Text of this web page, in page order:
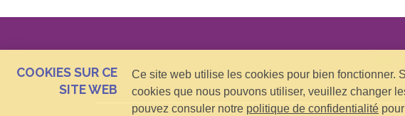
COOKIES SUR CE
SITE WEB
Ce site web utilise les cookies pour bien fonctionner.
cookies que nous pouvons utiliser, veuillez changer
pouvez consuler notre politique de confidentialité